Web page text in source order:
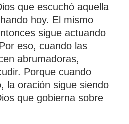
que escuchó aquella
hoy. El mismo
sigue actuando
eso, cuando las
abrumadoras,
Porque cuando
la oración sigue siendo
que gobierna sobre